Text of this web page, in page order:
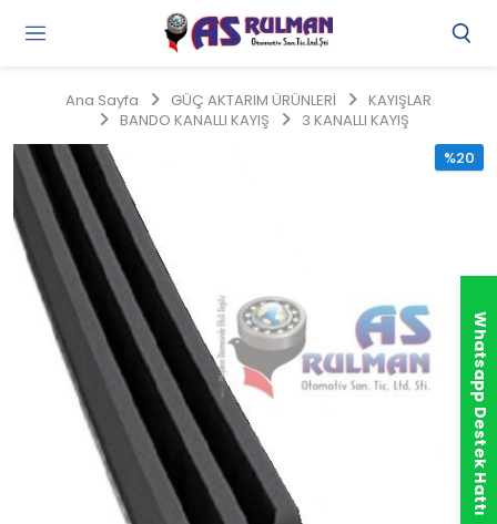
Ana Sayfa GÜÇ AKTARIM ÜRÜNLERİ
KAYIŞLAR
BANDO KANALLI KAYIŞ
3 KANALLI KAYIŞ
%20
Whatsapp Destek Hattı